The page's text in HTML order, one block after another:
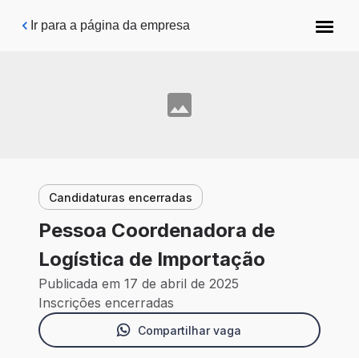
Pular para o conteúdo principal
Ir para a página da empresa
Candidaturas encerradas
Pessoa Coordenadora de
Logística de Importação
Publicada em 17 de abril de 2025
Inscrições encerradas
Compartilhar vaga